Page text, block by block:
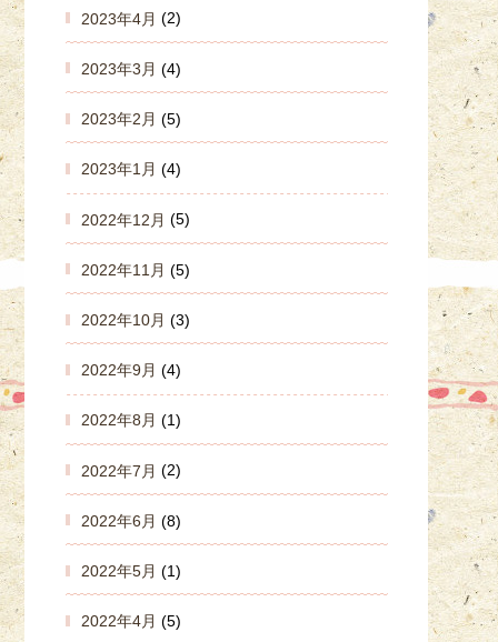
2023年4月 (2)
2023年3月 (4)
2023年2月 (5)
2023年1月 (4)
2022年12月 (5)
2022年11月 (5)
2022年10月 (3)
2022年9月 (4)
2022年8月 (1)
2022年7月 (2)
2022年6月 (8)
2022年5月 (1)
2022年4月 (5)